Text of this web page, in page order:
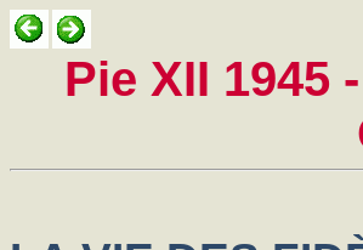
Pie XII 1945